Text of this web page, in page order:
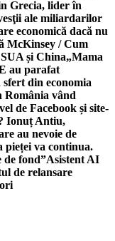
Grecia, lider în
ale miliardarilor
economică dacă nu
McKinsey / Cum
și China„Mama
au parafat
din economia
vând
de Facebook și site-
Ionuț Antiu,
au nevoie de
pieței va continua.
de fond”Asistent AI
de relansare